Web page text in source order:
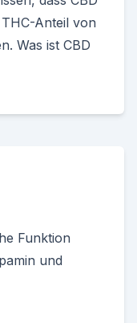
Anteil von
Was ist CBD
Funktion
und